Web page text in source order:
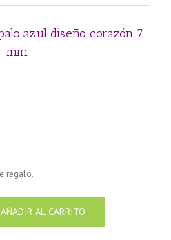
azul diseño corazón 7
mm
regalo.
AÑADIR AL CARRITO